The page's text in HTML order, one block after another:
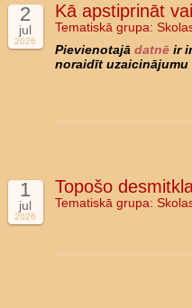
2
jul
2026
Kā apstiprināt
Tematiskā grupa:
Pievienotajā datnē ir
noraidīt uzaicinājumu
1
jul
2026
Topošo
Tematiskā grupa: